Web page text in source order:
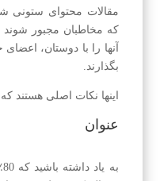
مقالات محتوای ستونی
که مخاطبان مجبور شوند
آنها را با دوستان،
بگذارند.
اینها نکات اصلی هستند که
عنوان